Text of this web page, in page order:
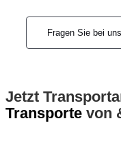
Fragen Sie bei
Jetzt
Transporte von